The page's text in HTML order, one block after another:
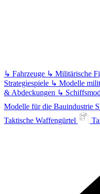
↳ Fahrzeuge ↳ Militärische
Strategiespiele ↳ Modelle
& Abdeckungen ↳
Modelle für die Bauindustrie
Taktische Waffengürtel